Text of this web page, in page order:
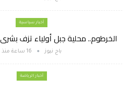
أخبار سياسية
الخرطوم.. محلية جبل أولياء تزف
باج نيوز 16 ساعة منذ
أخبار الرياضة